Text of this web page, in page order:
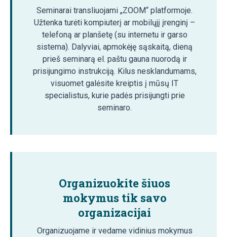
Seminarai transliuojami „ZOOM“ platformoje.
Užtenka turėti kompiuterį ar mobilųjį įrenginį –
telefoną ar planšetę (su internetu ir garso
sistema). Dalyviai, apmokėję sąskaitą, dieną
prieš seminarą el. paštu gauna nuorodą ir
prisijungimo instrukciją. Kilus nesklandumams,
visuomet galėsite kreiptis į mūsų IT
specialistus, kurie padės prisijungti prie
seminaro.
Organizuokite šiuos
mokymus tik savo
organizacijai
Organizuojame ir vedame vidinius mokymus